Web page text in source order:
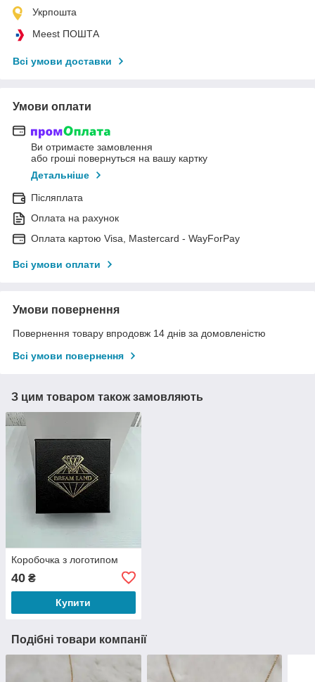
Укрпошта
Meest ПОШТА
Всі умови доставки
Умови оплати
Ви отримаєте замовлення
або гроші повернуться на вашу картку
Детальніше
Післяплата
Оплата на рахунок
Оплата картою Visa, Mastercard - WayForPay
Всі умови оплати
Умови повернення
Повернення товару впродовж 14 днів за домовленістю
Всі умови повернення
З цим товаром також замовляють
Коробочка з логотипом
40 ₴
Купити
Подібні товари компанії